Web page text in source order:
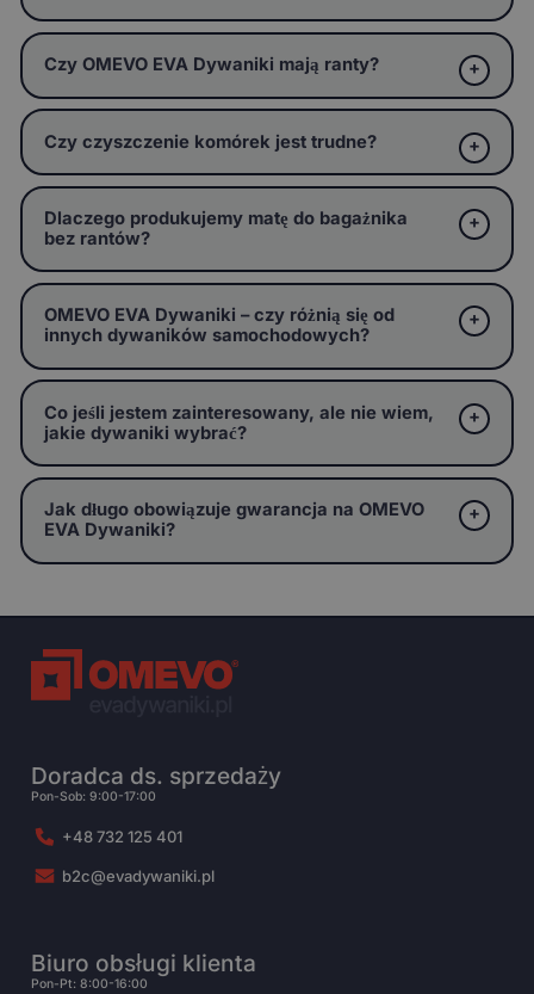
Czy OMEVO EVA Dywaniki mają ranty?
Czy czyszczenie komórek jest trudne?
Dlaczego produkujemy matę do bagażnika
bez rantów?
OMEVO EVA Dywaniki – czy różnią się od
innych dywaników samochodowych?
Co jeśli jestem zainteresowany, ale nie wiem,
jakie dywaniki wybrać?
Jak długo obowiązuje gwarancja na OMEVO
EVA Dywaniki?
Doradca ds. sprzedaży
Pon-Sob: 9:00-17:00
+48 732 125 401
b2c@evadywaniki.pl
Biuro obsługi klienta
Pon-Pt: 8:00-16:00